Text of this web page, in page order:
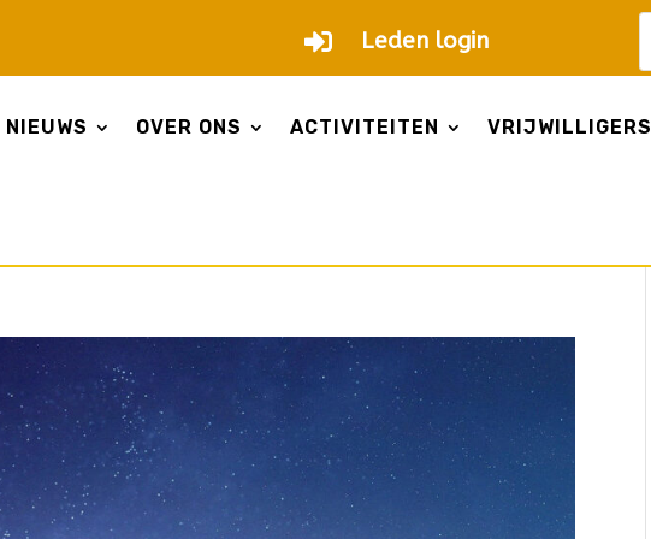
 Leden login
NIEUWS OVER ONS ACTIVITEITEN VRIJWILLIGERS